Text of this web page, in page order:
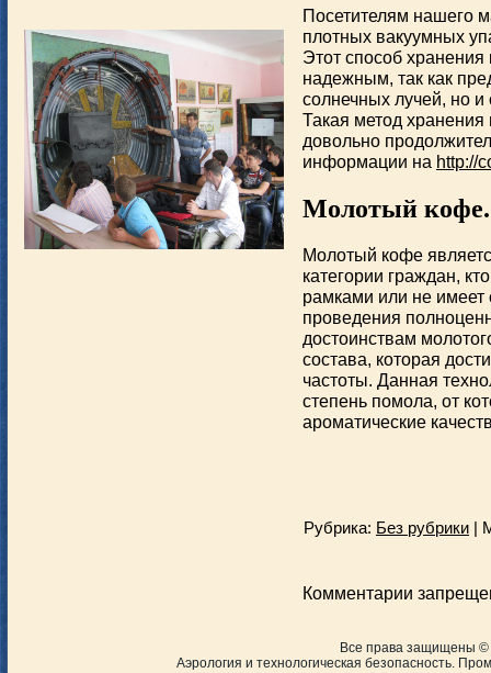
Посетителям нашего
плотных вакуумных
Этот способ
надежным, так как
солнечных лучей, но и
Такая метод хранения
довольно
информации на http://
Молотый кофе.
Молотый кофе
категории граждан,
рамками или не имеет
проведения
достоинствам
состава, которая
частоты. Данная
степень помола, от
ароматические
Рубрика: Без рубрики |
Комментарии
Все права защищены
Аэрология и технологическая безопасность.